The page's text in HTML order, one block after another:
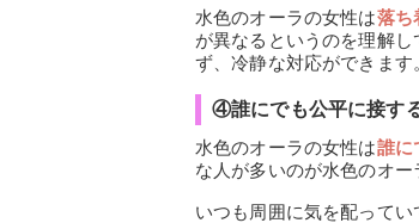
水色のオーラの女性は落ち
が異なるというのを理解
ず、冷静な対応ができます
④誰にでも公平に接す
水色のオーラの女性は誰に
な人が多いのが水色のオー
いつも周囲に気を配って